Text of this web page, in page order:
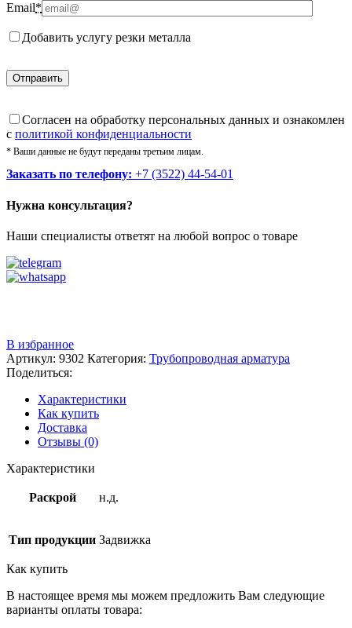
Email*
Добавить услугу резки металла
Cогласен на обработку персональных данных и ознакомлен
с политикой конфиденциальности
* Ваши данные не будут переданы третьим лицам.
Заказать по телефону: +7 (3522) 44-54-01
Нужна консультация?
Наши специалисты ответят на любой вопрос о товаре
В избранное
Артикул: 9302 Категория: Трубопроводная арматура
Поделиться:
Характеристики
Как купить
Доставка
Отзывы (0)
Характеристики
Раскрой н.д.
Тип продукции Задвижка
Как купить
В настоящее время мы можем предложить Вам следующие
варианты оплаты товара: